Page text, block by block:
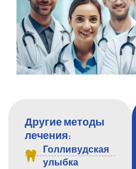
Другие методы
лечения:
Голливудская
улыбка